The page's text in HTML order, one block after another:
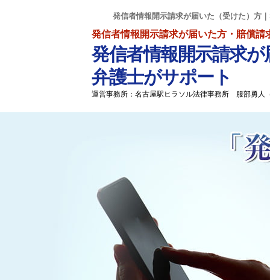
発信者情報開示請求が届いた（受けた）方
発信者情報開示請求が届いた方・賠償請
発信者情報開示請求
弁護士がサポート
運営事務所：名古屋駅ヒラソル法律事務所 服部勇人